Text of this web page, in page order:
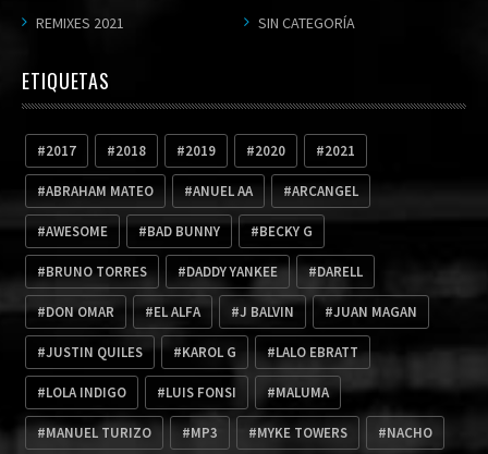
REMIXES 2021
SIN CATEGORÍA
ETIQUETAS
2017 2018 2019 2020 2021
ABRAHAM MATEO ANUEL AA ARCANGEL
AWESOME BAD BUNNY BECKY G
BRUNO TORRES DADDY YANKEE DARELL
DON OMAR EL ALFA J BALVIN JUAN MAGAN
JUSTIN QUILES KAROL G LALO EBRATT
LOLA INDIGO LUIS FONSI MALUMA
MANUEL TURIZO MP3 MYKE TOWERS NACHO